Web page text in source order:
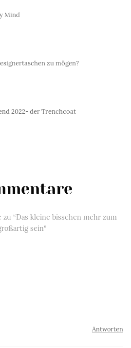
Mind
zu mögen?
2022- der Trenchcoat
zu “Das kleine bisschen mehr zum
sein”
Antworten